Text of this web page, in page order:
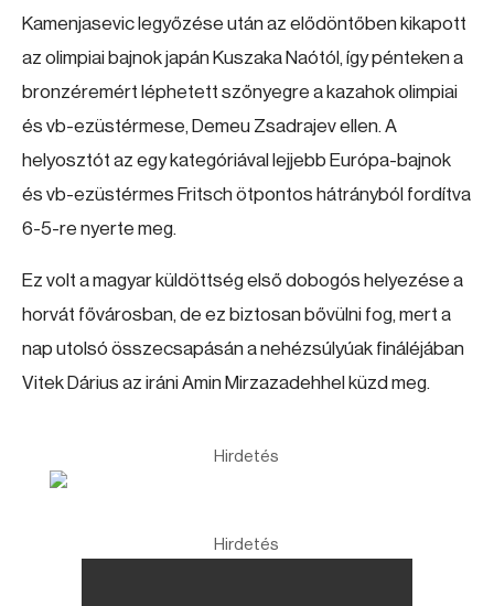
Kamenjasevic legyőzése után az elődöntőben kikapott
az olimpiai bajnok japán Kuszaka Naótól, így pénteken a
bronzéremért léphetett szőnyegre a kazahok olimpiai
és vb-ezüstérmese, Demeu Zsadrajev ellen. A
helyosztót az egy kategóriával lejjebb Európa-bajnok
és vb-ezüstérmes Fritsch ötpontos hátrányból fordítva
6-5-re nyerte meg.
Ez volt a magyar küldöttség első dobogós helyezése a
horvát fővárosban, de ez biztosan bővülni fog, mert a
nap utolsó összecsapásán a nehézsúlyúak fináléjában
Vitek Dárius az iráni Amin Mirzazadehhel küzd meg.
Hirdetés
Hirdetés